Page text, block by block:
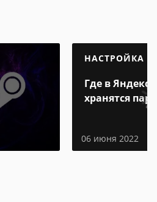
НАСТРОЙКА
Где в Яндекс
хранятся
06 июня 2022